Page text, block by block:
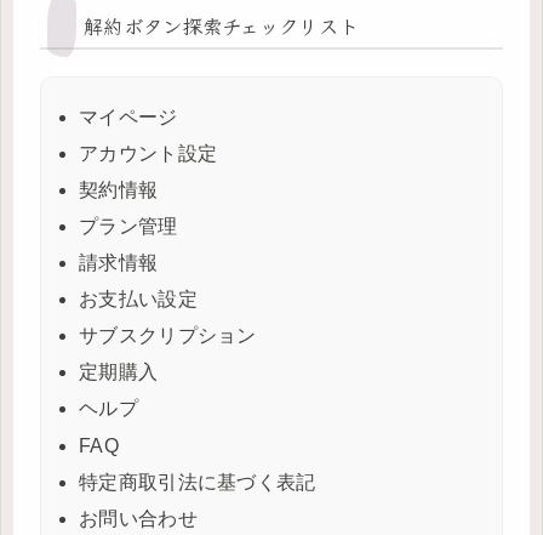
解約ボタン探索チェックリスト
マイページ
アカウント設定
契約情報
プラン管理
請求情報
お支払い設定
サブスクリプション
定期購入
ヘルプ
FAQ
特定商取引法に基づく表記
お問い合わせ